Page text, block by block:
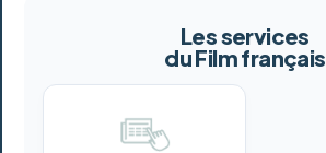
Les services
du Film français